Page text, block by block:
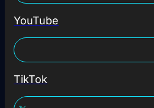
YouTube
TikTok